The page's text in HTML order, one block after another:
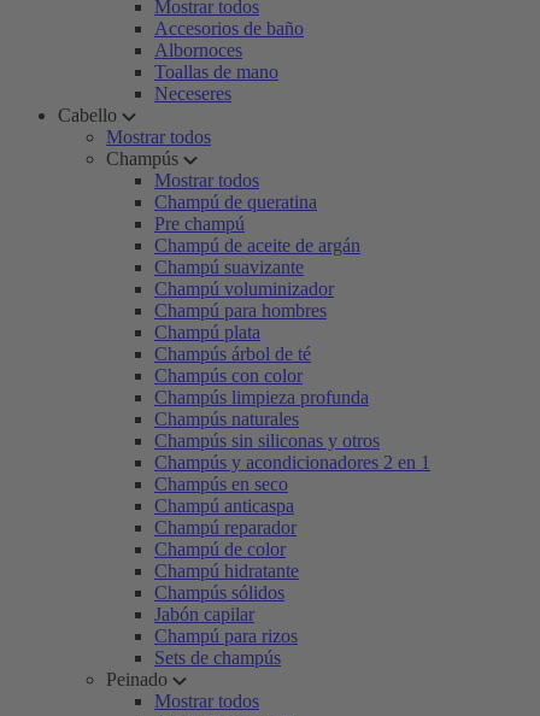
Mostrar todos
Accesorios de baño
Albornoces
Toallas de mano
Neceseres
Cabello
Mostrar todos
Champús
Mostrar todos
Champú de queratina
Pre champú
Champú de aceite de argán
Champú suavizante
Champú voluminizador
Champú para hombres
Champú plata
Champús árbol de té
Champús con color
Champús limpieza profunda
Champús naturales
Champús sin siliconas y otros
Champús y acondicionadores 2 en 1
Champús en seco
Champú anticaspa
Champú reparador
Champú de color
Champú hidratante
Champús sólidos
Jabón capilar
Champú para rizos
Sets de champús
Peinado
Mostrar todos